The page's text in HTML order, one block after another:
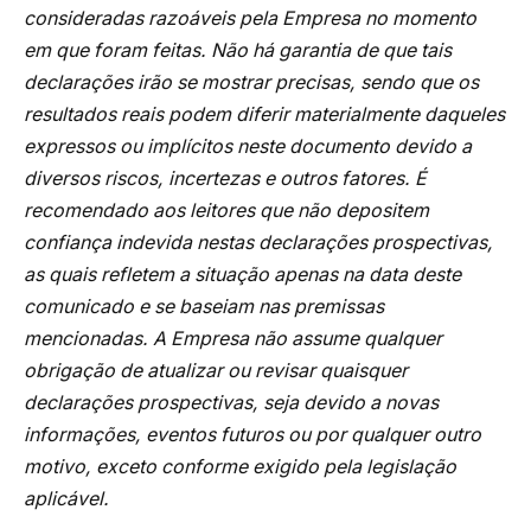
consideradas razoáveis ​​pela Empresa no momento
em que foram feitas. Não há garantia de que tais
declarações irão se mostrar precisas, sendo que os
resultados reais podem diferir materialmente daqueles
expressos ou implícitos neste documento devido a
diversos riscos, incertezas e outros fatores. É
recomendado aos leitores que não depositem
confiança indevida nestas declarações prospectivas,
as quais refletem a situação apenas na data deste
comunicado e se baseiam nas premissas
mencionadas. A Empresa não assume qualquer
obrigação de atualizar ou revisar quaisquer
declarações prospectivas, seja devido a novas
informações, eventos futuros ou por qualquer outro
motivo, exceto conforme exigido pela legislação
aplicável.